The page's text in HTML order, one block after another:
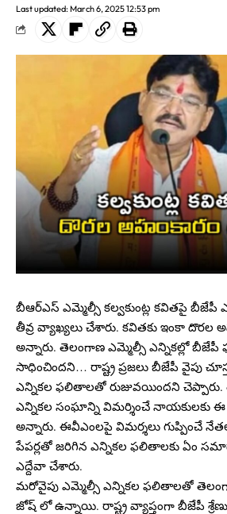
Last updated: March 6, 2025 12:53 pm
బీఆర్ఎస్ ఎమ్మెల్సీ కల్వకుంట్ల కవితపై బీజేపీ
తీవ్ర వ్యాఖ్యలు చేశారు. కవితకు ఇంకా దొరల
అన్నారు. తెలంగాణ ఎమ్మెల్సీ ఎన్నికల్లో
సాధించిందని… రాష్ట్ర ప్రజలు బీజేపీ వైపు
ఎన్నికల ఫలితాలతో రుజువయిందని
ఎన్నికల సంఘాన్ని విమర్శించే నాయకులకు ఈ
అన్నారు. ఈవీఎంలపై విమర్శలు గుప్పించే
పేపర్లతో జరిగిన ఎన్నికల ఫలితాలకు ఏం
ఎద్దేవా చేశారు.
మరోవైపు ఎమ్మెల్సీ ఎన్నికల ఫలితాలతో
జోష్ లో ఉన్నాయి. రాష్ట్ర వ్యాప్తంగా బీజేపీ